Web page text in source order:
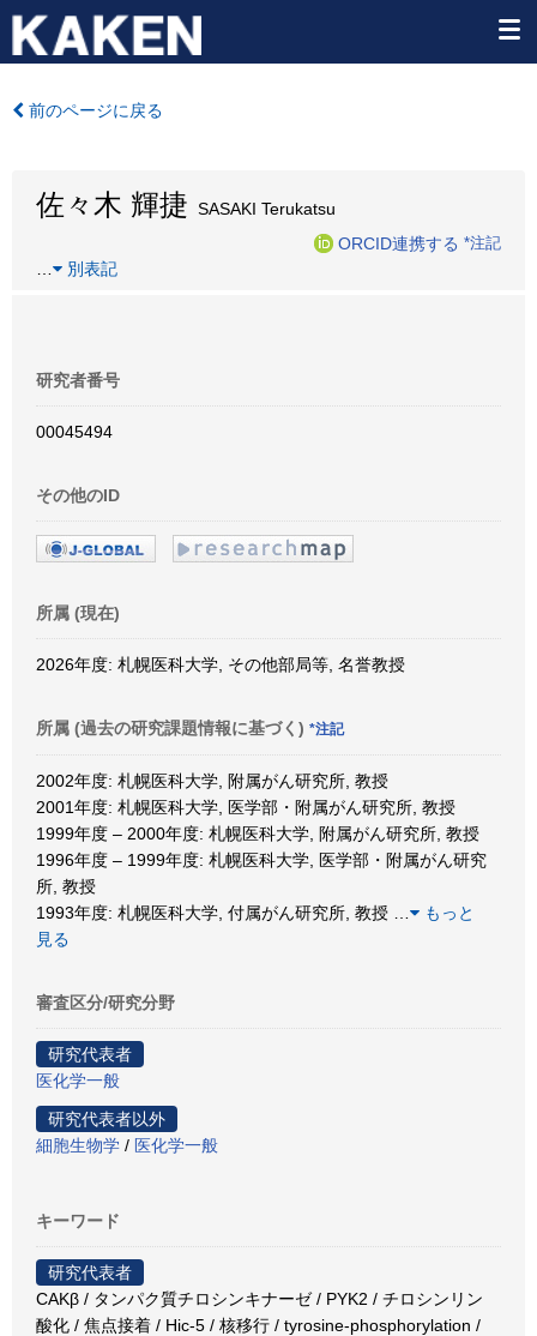
前のページに戻る
佐々木 輝捷 SASAKI Terukatsu
ORCID連携する *注記
別表記
研究者番号
00045494
その他のID
所属 (現在)
2026年度: 札幌医科大学, その他部局等, 名誉教授
所属 (過去の研究課題情報に基づく) *注記
2002年度: 札幌医科大学, 附属がん研究所, 教授
2001年度: 札幌医科大学, 医学部・附属がん研究所, 教授
1999年度 – 2000年度: 札幌医科大学, 附属がん研究所, 教授
1996年度 – 1999年度: 札幌医科大学, 医学部・附属がん研究
所, 教授
1993年度: 札幌医科大学, 付属がん研究所, 教授
もっと
見る
審査区分/研究分野
研究代表者
医化学一般
研究代表者以外
細胞生物学 / 医化学一般
キーワード
研究代表者
CAKβ / タンパク質チロシンキナーゼ / PYK2 / チロシンリン
酸化 / 焦点接着 / Hic-5 / 核移行 / tyrosine-phosphorylation /